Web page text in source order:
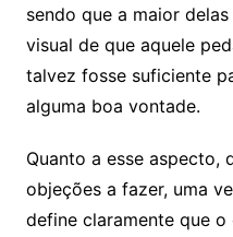
sendo que a maior
visual de que aquele
talvez fosse suficiente
alguma boa vontade.
Quanto a esse aspecto,
objeções a fazer, uma
define claramente que